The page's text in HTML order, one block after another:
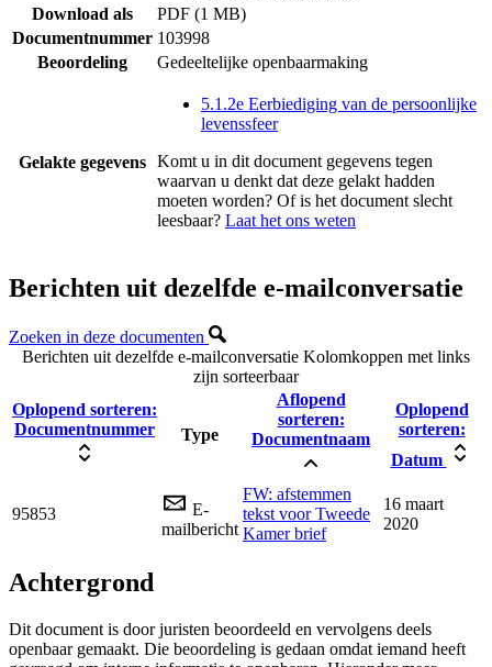
Download als
PDF (1 MB)
Documentnummer 103998
Beoordeling
Gedeeltelijke openbaarmaking
Gelakte gegevens
5.1.2e Eerbiediging van de persoonlijke
levenssfeer
Komt u in dit document gegevens tegen
waarvan u denkt dat deze gelakt hadden
moeten worden? Of is het document slecht
leesbaar? Laat het ons weten
Berichten uit dezelfde e-mailconversatie
Zoeken in deze documenten
Berichten uit dezelfde e-mailconversatie Kolomkoppen met links
zijn sorteerbaar
Oplopend sorteren:
Documentnummer
Type
Aflopend
sorteren:
Documentnaam
Oplopend
sorteren:
Datum
95853
E-
mailbericht
FW: afstemmen
tekst voor Tweede
Kamer brief
16 maart
2020
Achtergrond
Dit document is door juristen beoordeeld en vervolgens deels
openbaar gemaakt. Die beoordeling is gedaan omdat iemand heeft